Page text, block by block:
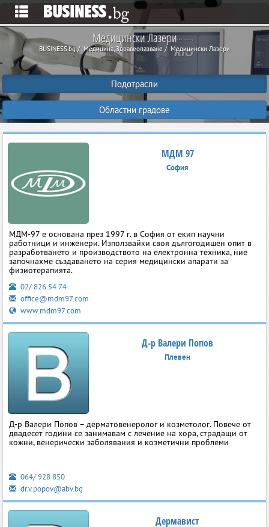
Медицински Лазери
BUSINESS.bg Медицина, Здравеопазване Медицински Лазери
Подотрасли
Областни градове
МДМ 97
София
МДМ-97 е основана през 1997 г. в София от екип научни
работници и инженери. Използвайки своя дългогодишен опит в
разработването и производството на електронна техника, ние
започнахме създаването на серия медицински апарати за
физиотерапията.
02/ 826 54 74
office@mdm97.com
www.mdm97.com
Д-р Валери Попов
Плевен
Д-р Валери Попов – дерматовенеролог и козметолог. Повече от
двадесет години се занимавам с лечение на хора, страдащи от
кожни, венерически заболявания и козметични проблеми
064/ 928 850
dr.v.popov@abv.bg
Дермавист